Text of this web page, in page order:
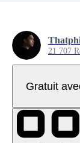
21 707
Gratuit